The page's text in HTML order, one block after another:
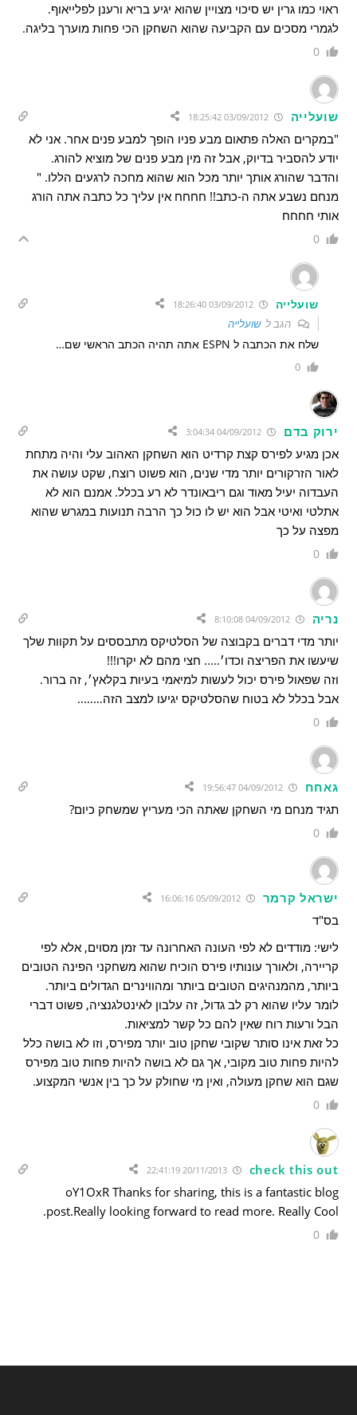
ראוי כמו גרין יש סיכוי מצויין שהוא יגיע בריא ורענן לפלייאוף.
לגמרי מסכים עם הקביעה שהוא השחקן הכי פחות מוערך בליגה.
0
שועלייה 03/09/2012 18:25:42
"במקרים האלה פתאום מבע פניו הופך למבע פנים אחר. אני לא
יודע להסביר בדיוק, אבל זה מין מבע פנים של מוציא להורג.
והדבר שהורג אותך יותר מכל הוא שהוא מחכה לרגעים הללו. "
מנחם נשבע אתה ה-כתב!! חחחח אין עליך כל כתבה אתה הורג
אותי חחחח
0
שועלייה 03/09/2012 18:26:40
הגב לשועלייה
שלח את הכתבה ל ESPN אתה תהיה הכתב הראשי שם…
0
ירוק בדם 04/09/2012 3:04:34
אכן מגיע לפירס קצת קרדיט הוא השחקן האהוב עלי והיה מתחת
לאור הזרקורים יותר מדי שנים, הוא פשוט רוצח, שקט עושה את
העבדוה יעיל מאוד וגם ריבאונדר לא רע בכלל. אמנם הוא לא
אתלטי ואיטי אבל הוא יש לו כול כך הרבה תנועות במגרש שהוא
מפצה על כך
0
נריה 04/09/2012 8:10:08
יותר מדי דברים בקבוצה של הסלטיקס מתבססים על תקוות שלך
שיעשו את הפריצה וכדו׳….. חצי מהם לא יקרו!!!
וזה שפאול פירס יכול לעשות למיאמי בעיות בקלאץ׳, זה ברור.
אבל בכלל לא בטוח שהסלטיקס יגיעו למצב הזה……..
0
גאחח 04/09/2012 19:56:47
תגיד מנחם מי השחקן שאתה הכי מעריץ שמשחק כיום?
0
ישראל קרמר 05/09/2012 16:06:16
בס"ד
לישי: מודדים לא לפי העונה האחרונה עד זמן מסוים, אלא לפי
קריירה, ולאורך עונותיו פירס הוכיח שהוא משחקני הפינה הטובים
ביותר, מהמנהיגים הטובים ביותר ומהווינרים הגדולים ביותר.
לומר עליו שהוא רק לב גדול, זה עלבון לאינטלגנציה, פשוט דברי
הבל ורעות רוח שאין להם כל קשר למציאות.
כל זאת אינו סותר שקובי שחקן טוב יותר מפירס, וזו לא בושה כלל
להיות פחות טוב מקובי, אך גם לא בושה להיות פחות טוב מפירס
שגם הוא שחקן מעולה, ואין מי שחולק על כך בין אנשי המקצוע.
0
check this out
20/11/2013 22:41:19
oY1OxR Thanks for sharing, this is a fantastic blog
post.Really looking forward to read more. Really Cool.
0